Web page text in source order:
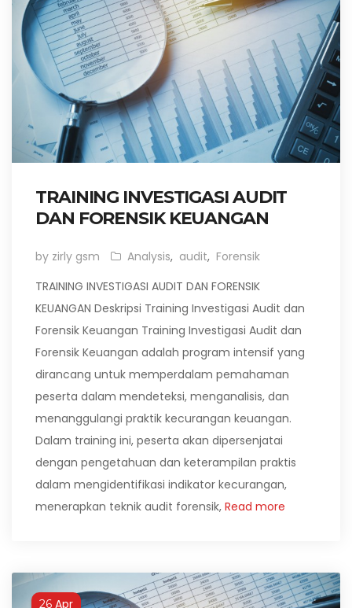
TRAINING INVESTIGASI AUDIT
DAN FORENSIK KEUANGAN
by zirly gsm Analysis, audit, Forensik
TRAINING INVESTIGASI AUDIT DAN FORENSIK
KEUANGAN Deskripsi Training Investigasi Audit dan
Forensik Keuangan Training Investigasi Audit dan
Forensik Keuangan adalah program intensif yang
dirancang untuk memperdalam pemahaman
peserta dalam mendeteksi, menganalisis, dan
menanggulangi praktik kecurangan keuangan.
Dalam training ini, peserta akan dipersenjatai
dengan pengetahuan dan keterampilan praktis
dalam mengidentifikasi indikator kecurangan,
menerapkan teknik audit forensik, Read more
26 Apr